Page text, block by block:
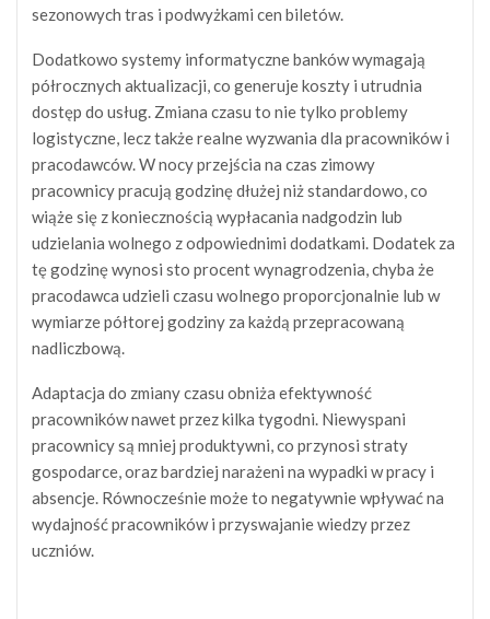
sezonowych tras i podwyżkami cen biletów.
Dodatkowo systemy informatyczne banków wymagają
półrocznych aktualizacji, co generuje koszty i utrudnia
dostęp do usług. Zmiana czasu to nie tylko problemy
logistyczne, lecz także realne wyzwania dla pracowników i
pracodawców. W nocy przejścia na czas zimowy
pracownicy pracują godzinę dłużej niż standardowo, co
wiąże się z koniecznością wypłacania nadgodzin lub
udzielania wolnego z odpowiednimi dodatkami. Dodatek za
tę godzinę wynosi sto procent wynagrodzenia, chyba że
pracodawca udzieli czasu wolnego proporcjonalnie lub w
wymiarze półtorej godziny za każdą przepracowaną
nadliczbową.
Adaptacja do zmiany czasu obniża efektywność
pracowników nawet przez kilka tygodni. Niewyspani
pracownicy są mniej produktywni, co przynosi straty
gospodarce, oraz bardziej narażeni na wypadki w pracy i
absencje. Równocześnie może to negatywnie wpływać na
wydajność pracowników i przyswajanie wiedzy przez
uczniów.